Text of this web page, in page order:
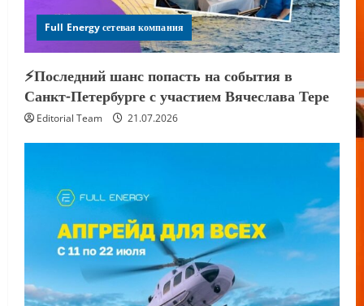
Full Energy сетевая компания
⚡️Последний шанс попасть на события в
Санкт-Петербурге с участием Вячеслава Тере
Editorial Team 21.07.2026